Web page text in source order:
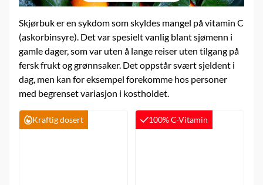
Skjørbuk er en sykdom som skyldes mangel på vitamin C
(askorbinsyre). Det var spesielt vanlig blant sjømenn i
gamle dager, som var uten å lange reiser uten tilgang på
fersk frukt og grønnsaker. Det oppstår svært sjeldent i
dag, men kan for eksempel forekomme hos personer
med begrenset variasjon i kostholdet.
Kraftig dosert 100% C-Vitamin